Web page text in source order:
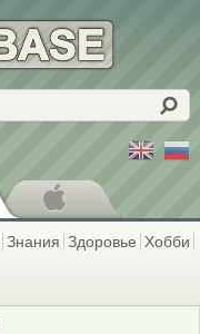
Знания Здоровье Хобби